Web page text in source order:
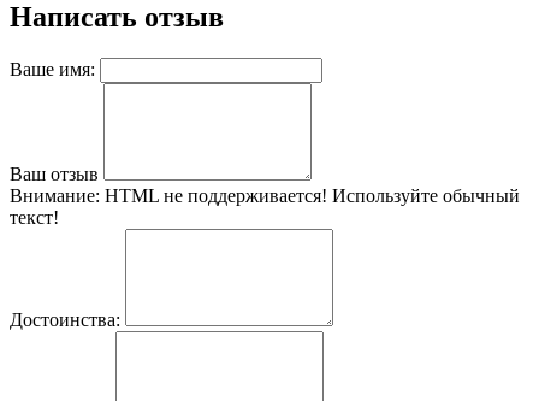
Написать отзыв
Ваше имя:
Ваш отзыв
Внимание: HTML не поддерживается! Используйте обычный
текст!
Достоинства: